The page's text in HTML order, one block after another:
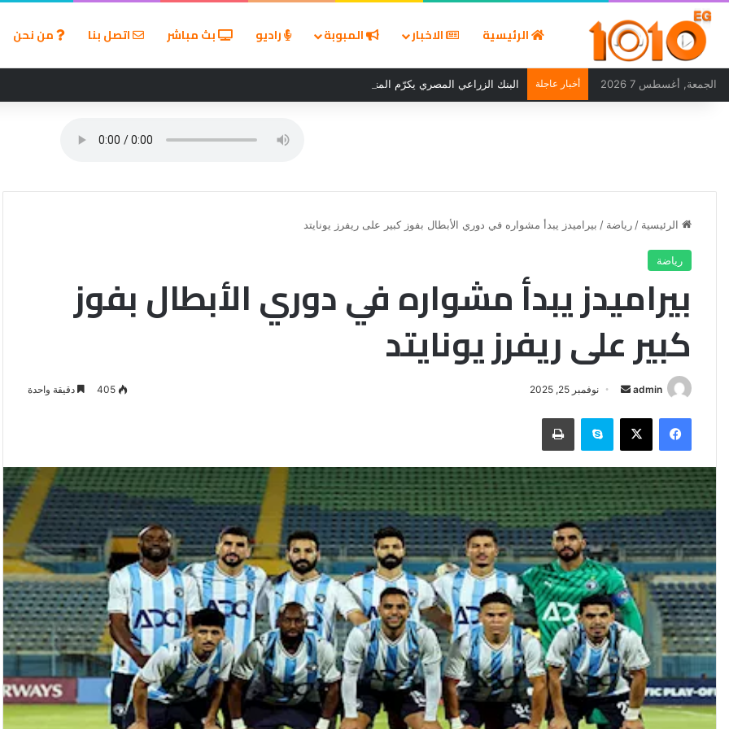
الرئيسية الاخبار المبوبة راديو بث مباشر اتصل بنا من نحن
الجمعة, أغسطس 7 2026 أخبار عاجلة البنك الزراعي المصري يكرّم المتميزين في مسابقة القروض الشخصية بعد نتائج قوية بالربع الأول من 2026
الرئيسية / رياضة / بيراميدز يبدأ مشواره في دوري الأبطال بفوز كبير على ريفرز يونايتد
رياضة
بيراميدز يبدأ مشواره في دوري الأبطال بفوز
كبير على ريفرز يونايتد
admin
أرسل
إلكترونيا
نوفمبر 25, 2025 405 دقيقة واحدة
فيسبوك ‫X سكايب طباعة